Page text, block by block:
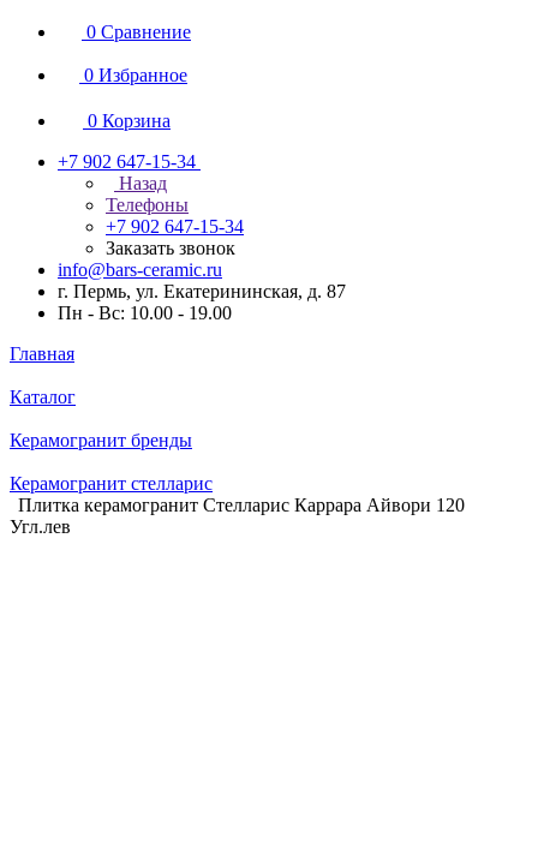
0 Сравнение
0 Избранное
0 Корзина
+7 902 647-15-34
Назад
Телефоны
+7 902 647-15-34
Заказать звонок
info@bars-ceramic.ru
г. Пермь, ул. Екатерининская, д. 87
Пн - Вс: 10.00 - 19.00
Главная
Каталог
Керамогранит бренды
Керамогранит стелларис
Плитка керамогранит Стелларис Каррара Айвори 120
Угл.лев